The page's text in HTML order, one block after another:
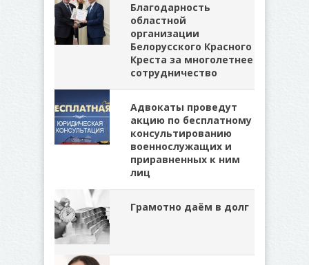
Благодарность
областной
организации
Белорусского Красного
Креста за многолетнее
сотрудничество
Адвокаты проведут
акцию по бесплатному
консультированию
военнослужащих и
приравненных к ним
лиц
Грамотно даём в долг